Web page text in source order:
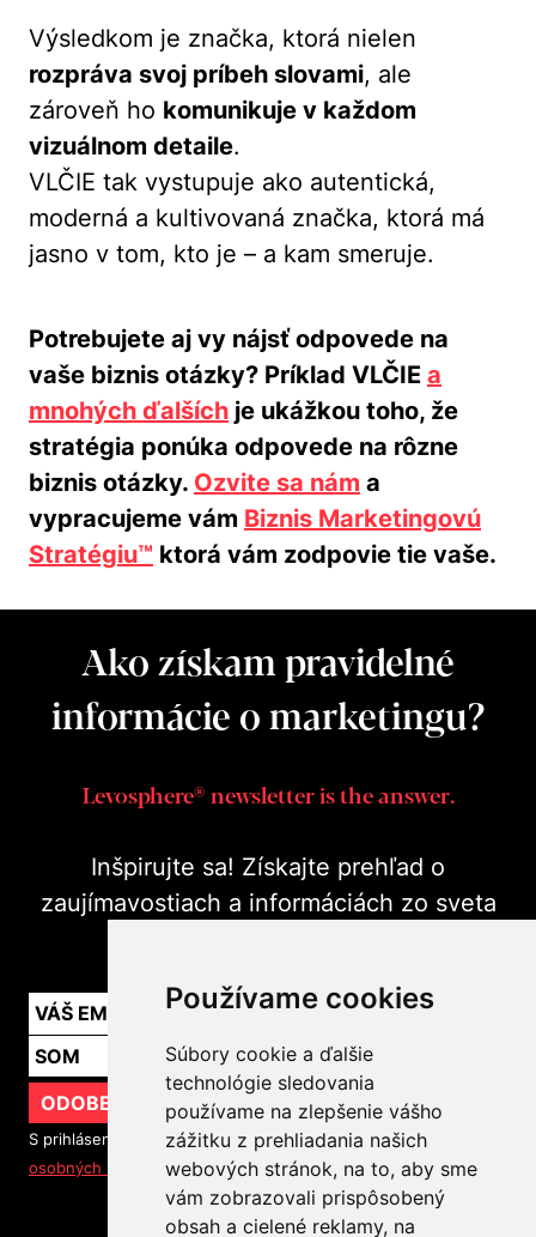
Používame cookies
Súbory cookie a ďalšie
technológie sledovania
používame na zlepšenie vášho
zážitku z prehliadania našich
webových stránok, na to, aby sme
vám zobrazovali prispôsobený
obsah a cielené reklamy, na
Výsledkom je značka, ktorá nielen
rozpráva svoj príbeh slovami, ale
zároveň ho komunikuje v každom
vizuálnom detaile.
VLČIE tak vystupuje ako autentická,
moderná a kultivovaná značka, ktorá má
jasno v tom, kto je – a kam smeruje.
Potrebujete aj vy nájsť odpovede na
vaše biznis otázky? Príklad VLČIE a
mnohých ďalších je ukážkou toho, že
stratégia ponúka odpovede na rôzne
biznis otázky. Ozvite sa nám a
vypracujeme vám Biznis Marketingovú
Stratégiu™ ktorá vám zodpovie tie vaše.
Ako získam pravidelné
informácie o marketingu?
Levosphere® newsletter is the answer.
Inšpirujte sa! Získajte prehľad o
zaujímavostiach a informáciách zo sveta
ODOBERAŤ
S prihlásením na odber noviniek súhlasíte so spracovaním
osobných údajov